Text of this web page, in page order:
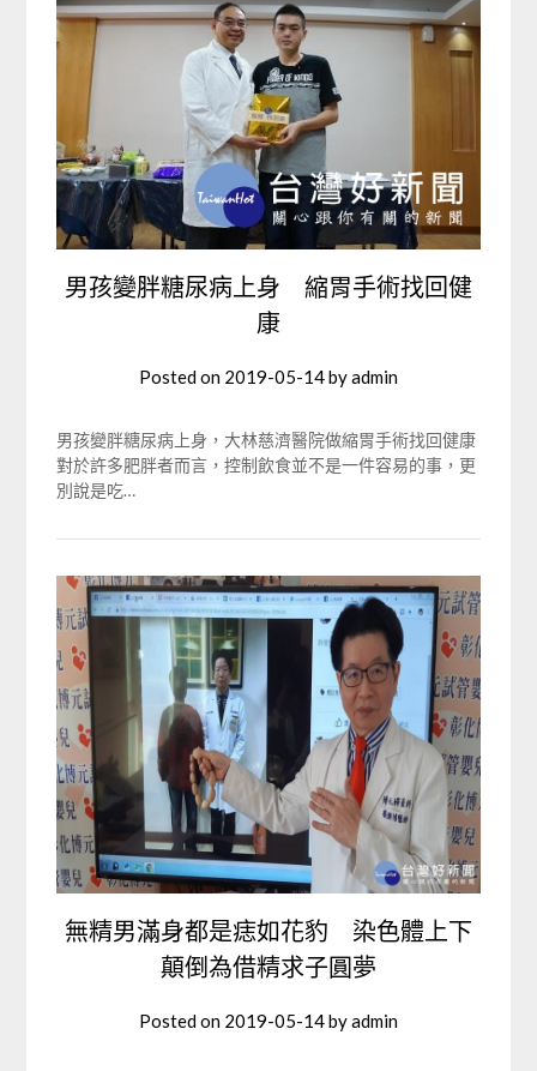
男孩變胖糖尿病上身 縮胃手術找回健
康
Posted on 2019-05-14byadmin
男孩變胖糖尿病上身，大林慈濟醫院做縮胃手術找回健康
對於許多肥胖者而言，控制飲食並不是一件容易的事，更
別說是吃…
無精男滿身都是痣如花豹 染色體上下
顛倒為借精求子圓夢
Posted on 2019-05-14byadmin